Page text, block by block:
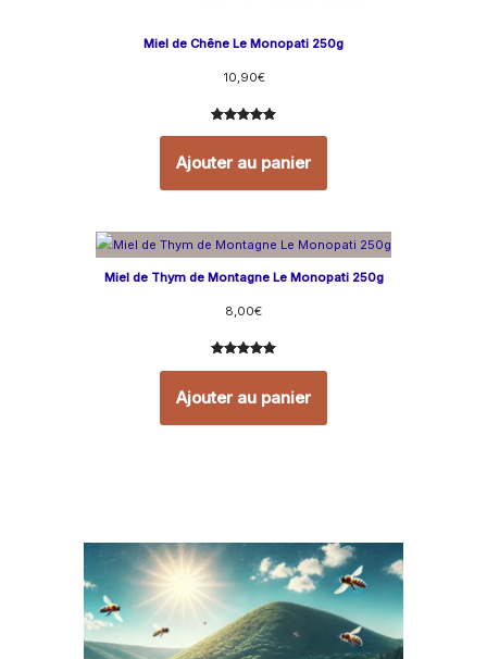
Miel de Chêne Le Monopati 250g
10,90€
basé sur
notations
Ajouter au panier
Miel de Thym de Montagne Le Monopati 250g
8,00€
basé sur
notations
Ajouter au panier